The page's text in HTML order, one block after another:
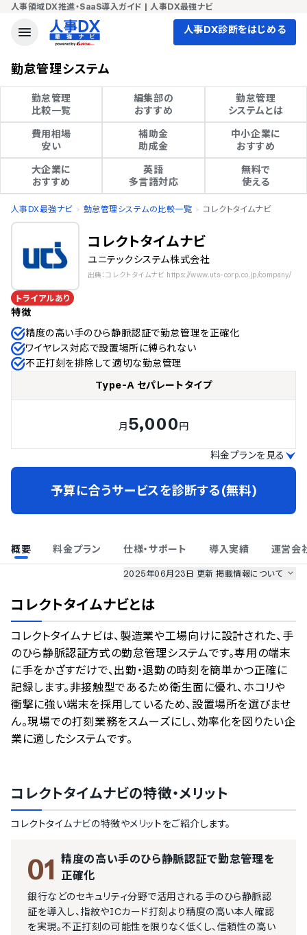
人事領域DX推進・SaaS導入ガイド | 人事DX最強ナビ
人事DX診断をはじめる
勤怠管理システム
勤怠管理
比較一覧
編集部の
おすすめ
勤怠管理
システムとは
費用相場
安い
補助金
助成金
中小企業に
おすすめ
大企業に
おすすめ
英語
多言語対応
無料で
使える
人事DX最強ナビ 勤怠管理システムの比較一覧 コレクトタイムナビ
コレクトタイムナビ
ユニテックシステム株式会社
出典：コレクトタイムナビ https://www.uts-corp.co.jp/company/
トライアルあり
特徴
精度の高い手のひら静脈認証で勤怠管理を正確化
ワイヤレス対応で設置場所に縛られない
不正打刻を排除して適切な勤怠管理
Type-A セパレートタイプ
月5,000円
料金プランを見る
予算に合うサービスを診断する(無料)
概要 料金プラン 仕様・サポート 導入実績 運営会
2025年06月23日 更新掲載情報について
のサービス情報は、
のサービスデータを参照しています。
情報更新者： 人事DX最強ナビ編集部 情報取得元 掲載修正依頼
コレクトタイムナビとは
コレクトタイムナビは、製造業や工場向けに設計された、手
のひら静脈認証方式の勤怠管理システムです。専用の端末
に手をかざすだけで、出勤・退勤の時刻を簡単かつ正確に
記録します。非接触型であるため衛生面に優れ、ホコリや
衝撃に強い端末を採用しているため、設置場所を選びませ
ん。現場での打刻業務をスムーズにし、効率化を図りたい企
業に適したシステムです。
コレクトタイムナビの特徴・メリット
コレクトタイムナビの特徴やメリットをご紹介します。
01 精度の高い手のひら静脈認証で勤怠管理を
正確化
銀行などのセキュリティ分野で活用される手のひら静脈認
証を導入し、指紋やICカード打刻より精度の高い本人確認
を実現。不正打刻の可能性を限りなく低くし、信頼性の高い